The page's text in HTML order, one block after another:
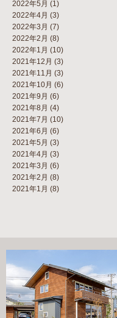
2022年5月 (1)
2022年4月 (3)
2022年3月 (7)
2022年2月 (8)
2022年1月 (10)
2021年12月 (3)
2021年11月 (3)
2021年10月 (6)
2021年9月 (6)
2021年8月 (4)
2021年7月 (10)
2021年6月 (6)
2021年5月 (3)
2021年4月 (3)
2021年3月 (6)
2021年2月 (8)
2021年1月 (8)